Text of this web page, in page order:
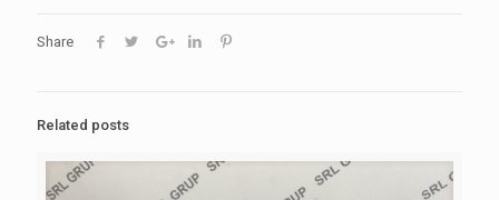
Share
Related posts